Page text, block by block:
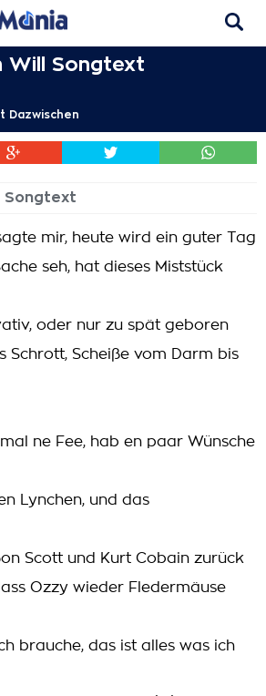
Will Songtext
Dazwischen
Songtext
mir, heute wird ein guter Tag
seh, hat dieses Miststück
oder nur zu spät geboren
Schrott, Scheiße vom Darm bis
ne Fee, hab en paar Wünsche
Lynchen, und das
Scott und Kurt Cobain zurück
Ozzy wieder Fledermäuse
brauche, das ist alles was ich